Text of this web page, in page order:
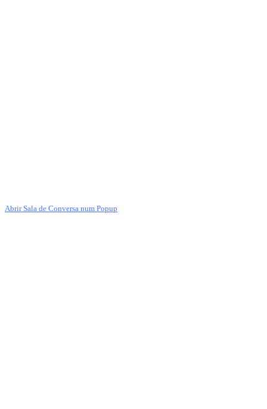
Abrir Sala de Conversa num Popup